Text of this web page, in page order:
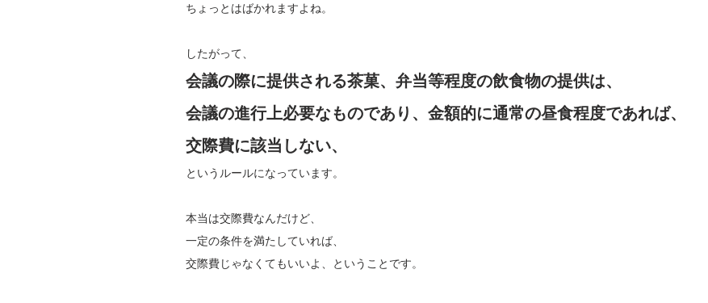
ちょっとはばかれますよね。
したがって、
会議の際に提供される茶菓、弁当等程度の飲食物の提供は、
会議の進行上必要なものであり、金額的に通常の昼食程度であれば、
交際費に該当しない、
というルールになっています。
本当は交際費なんだけど、
一定の条件を満たしていれば、
交際費じゃなくてもいいよ、ということです。